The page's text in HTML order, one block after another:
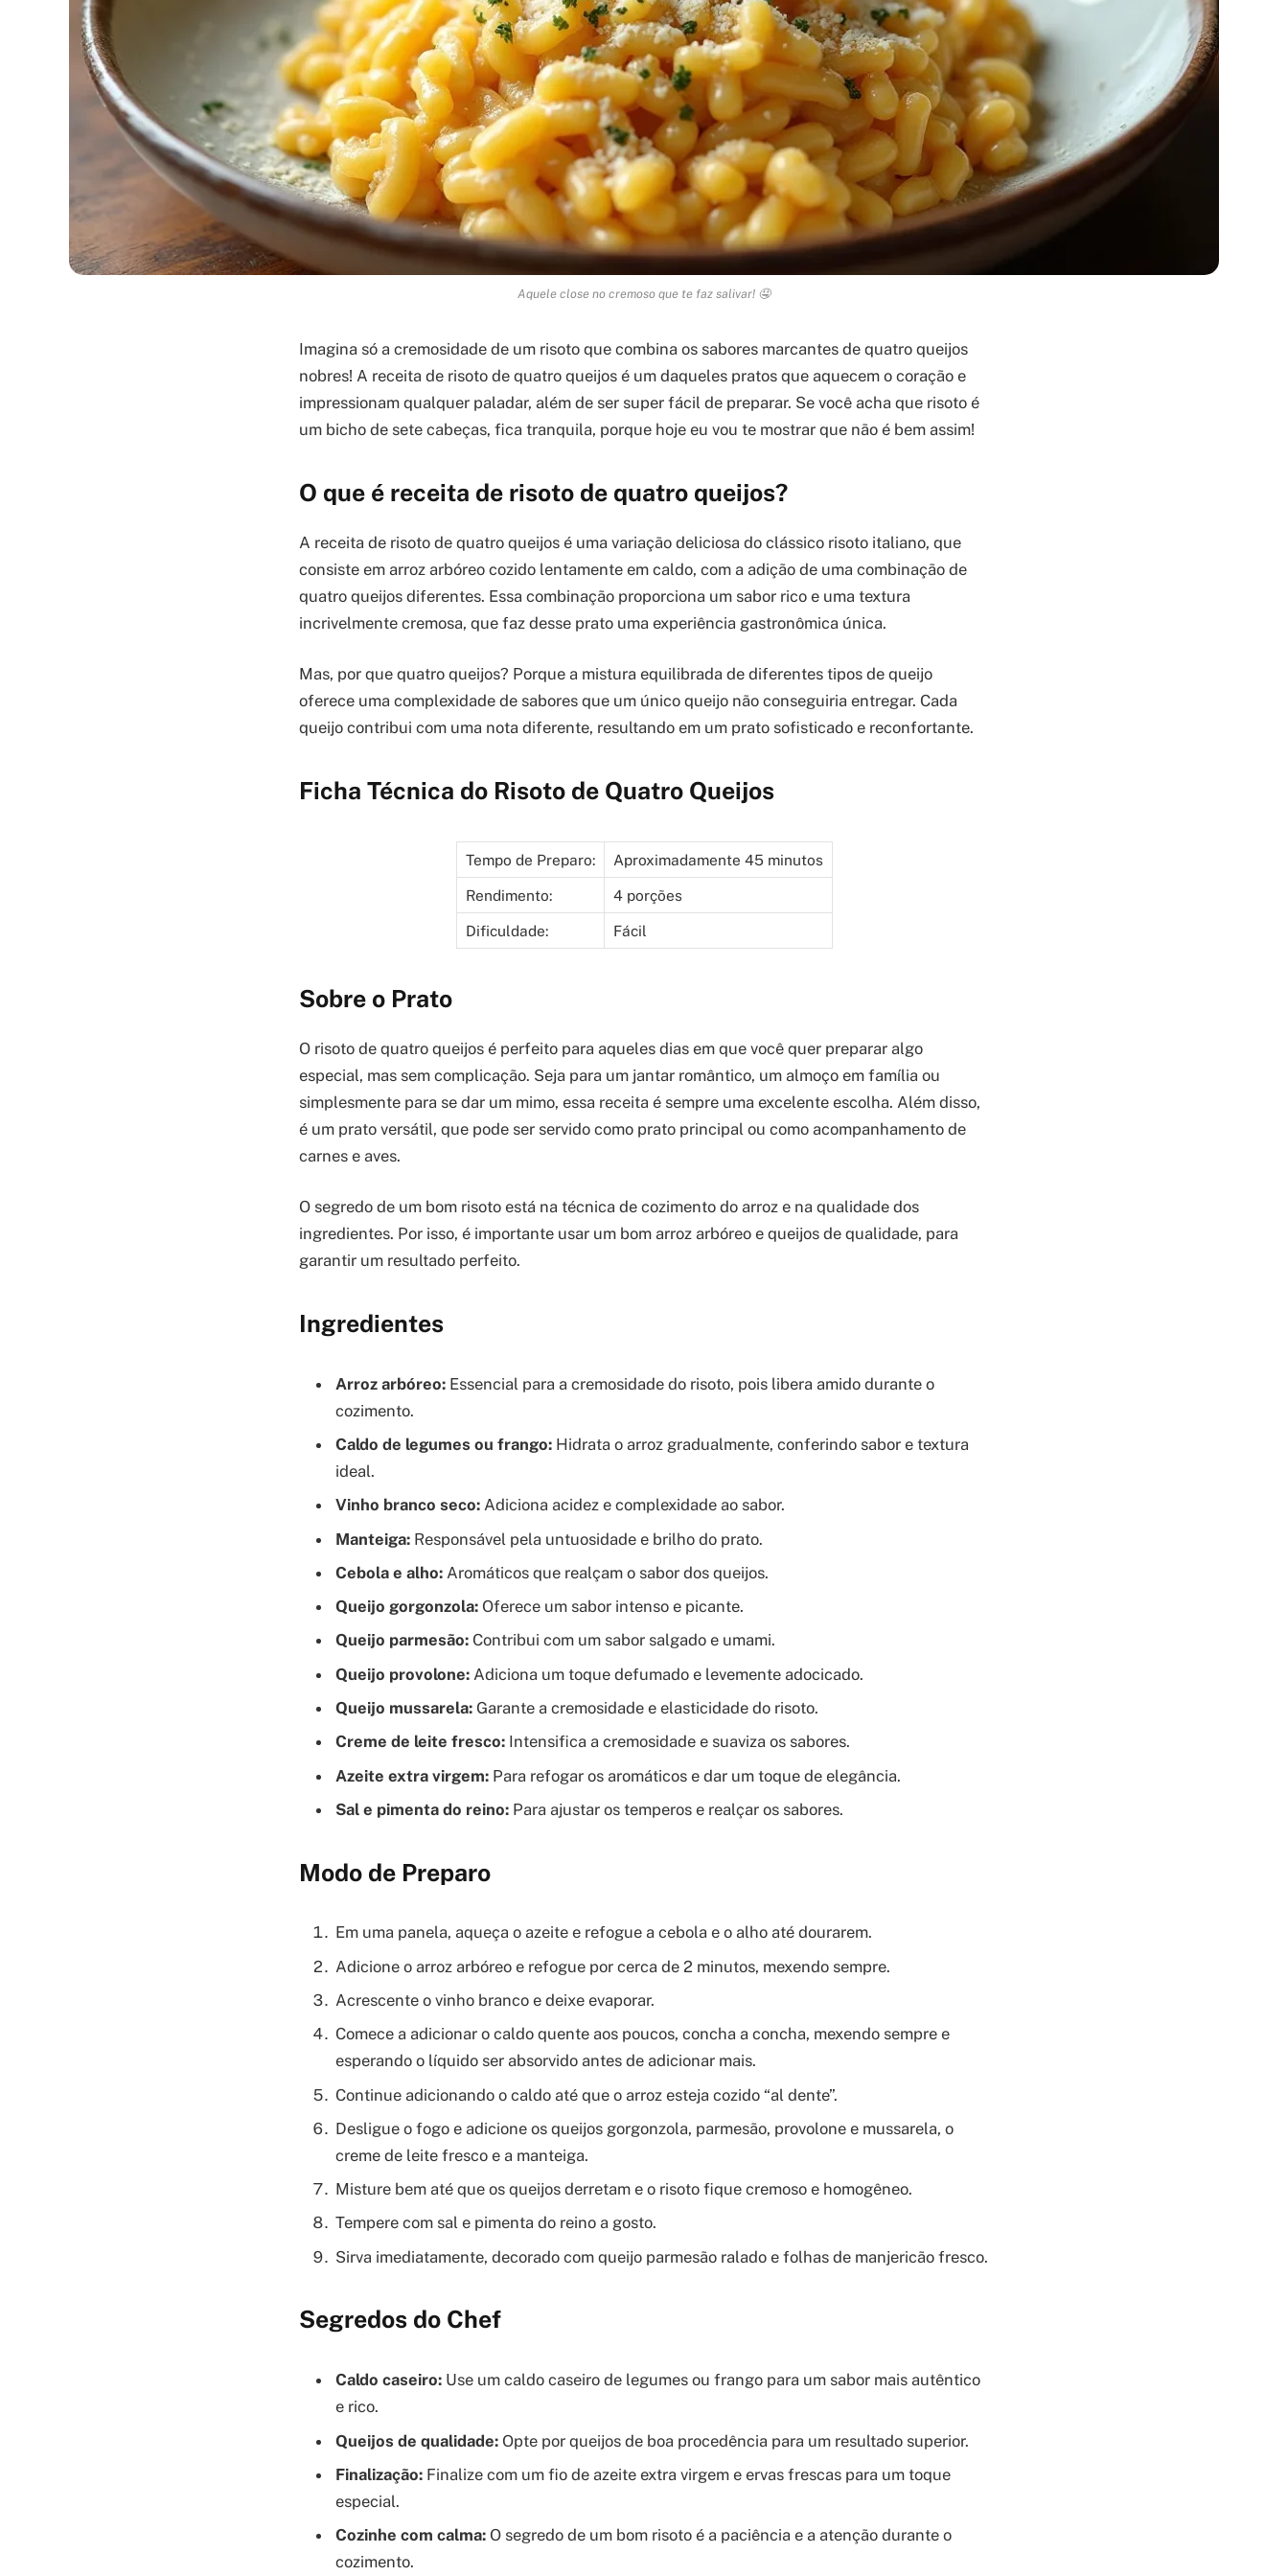
Aquele close no cremoso que te faz salivar! 🤤
Imagina só a cremosidade de um risoto que combina os sabores marcantes de quatro queijos
nobres! A receita de risoto de quatro queijos é um daqueles pratos que aquecem o coração e
impressionam qualquer paladar, além de ser super fácil de preparar. Se você acha que risoto é
um bicho de sete cabeças, fica tranquila, porque hoje eu vou te mostrar que não é bem assim!
O que é receita de risoto de quatro queijos?
A receita de risoto de quatro queijos é uma variação deliciosa do clássico risoto italiano, que
consiste em arroz arbóreo cozido lentamente em caldo, com a adição de uma combinação de
quatro queijos diferentes. Essa combinação proporciona um sabor rico e uma textura
incrivelmente cremosa, que faz desse prato uma experiência gastronômica única.
Mas, por que quatro queijos? Porque a mistura equilibrada de diferentes tipos de queijo
oferece uma complexidade de sabores que um único queijo não conseguiria entregar. Cada
queijo contribui com uma nota diferente, resultando em um prato sofisticado e reconfortante.
Ficha Técnica do Risoto de Quatro Queijos
Tempo de Preparo: Aproximadamente 45 minutos
Rendimento: 4 porções
Dificuldade: Fácil
Sobre o Prato
O risoto de quatro queijos é perfeito para aqueles dias em que você quer preparar algo
especial, mas sem complicação. Seja para um jantar romântico, um almoço em família ou
simplesmente para se dar um mimo, essa receita é sempre uma excelente escolha. Além disso,
é um prato versátil, que pode ser servido como prato principal ou como acompanhamento de
carnes e aves.
O segredo de um bom risoto está na técnica de cozimento do arroz e na qualidade dos
ingredientes. Por isso, é importante usar um bom arroz arbóreo e queijos de qualidade, para
garantir um resultado perfeito.
Ingredientes
Arroz arbóreo: Essencial para a cremosidade do risoto, pois libera amido durante o
cozimento.
Caldo de legumes ou frango: Hidrata o arroz gradualmente, conferindo sabor e textura
ideal.
Vinho branco seco: Adiciona acidez e complexidade ao sabor.
Manteiga: Responsável pela untuosidade e brilho do prato.
Cebola e alho: Aromáticos que realçam o sabor dos queijos.
Queijo gorgonzola: Oferece um sabor intenso e picante.
Queijo parmesão: Contribui com um sabor salgado e umami.
Queijo provolone: Adiciona um toque defumado e levemente adocicado.
Queijo mussarela: Garante a cremosidade e elasticidade do risoto.
Creme de leite fresco: Intensifica a cremosidade e suaviza os sabores.
Azeite extra virgem: Para refogar os aromáticos e dar um toque de elegância.
Sal e pimenta do reino: Para ajustar os temperos e realçar os sabores.
Modo de Preparo
Em uma panela, aqueça o azeite e refogue a cebola e o alho até dourarem.
Adicione o arroz arbóreo e refogue por cerca de 2 minutos, mexendo sempre.
Acrescente o vinho branco e deixe evaporar.
Comece a adicionar o caldo quente aos poucos, concha a concha, mexendo sempre e
esperando o líquido ser absorvido antes de adicionar mais.
Continue adicionando o caldo até que o arroz esteja cozido “al dente”.
Desligue o fogo e adicione os queijos gorgonzola, parmesão, provolone e mussarela, o
creme de leite fresco e a manteiga.
Misture bem até que os queijos derretam e o risoto fique cremoso e homogêneo.
Tempere com sal e pimenta do reino a gosto.
Sirva imediatamente, decorado com queijo parmesão ralado e folhas de manjericão fresco.
Segredos do Chef
Caldo caseiro: Use um caldo caseiro de legumes ou frango para um sabor mais autêntico
e rico.
Queijos de qualidade: Opte por queijos de boa procedência para um resultado superior.
Finalização: Finalize com um fio de azeite extra virgem e ervas frescas para um toque
especial.
Cozinhe com calma: O segredo de um bom risoto é a paciência e a atenção durante o
cozimento.